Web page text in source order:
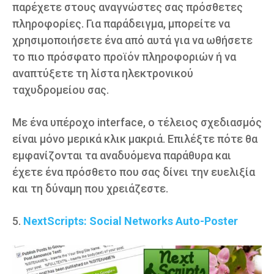
παρέχετε στους αναγνώστες σας πρόσθετες
πληροφορίες. Για παράδειγμα, μπορείτε να
χρησιμοποιήσετε ένα από αυτά για να ωθήσετε
το πιο πρόσφατο προϊόν πληροφοριών ή να
αναπτύξετε τη λίστα ηλεκτρονικού
ταχυδρομείου σας.
Με ένα υπέροχο interface, ο τέλειος σχεδιασμός
είναι μόνο μερικά κλικ μακριά. Επιλέξτε πότε θα
εμφανίζονται τα αναδυόμενα παράθυρα και
έχετε ένα πρόσθετο που σας δίνει την ευελιξία
και τη δύναμη που χρειάζεστε.
5. NextScripts: Social Networks Auto-Poster